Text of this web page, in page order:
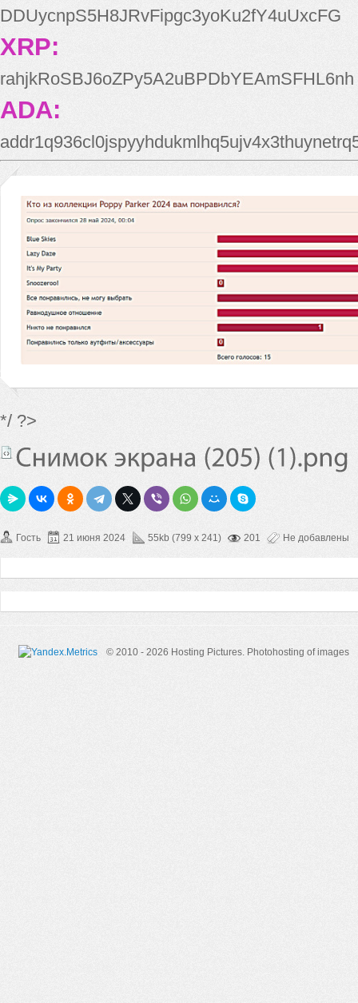
DDUycnpS5H8JRvFipgc3yoKu2fY4uUxcFG
XRP:
rahjkRoSBJ6oZPy5A2uBPDbYEAmSFHL6nh
ADA:
*/ ?>
Гость 21 июня 2024 55kb (799 x 241) 201 Не добавлены
© 2010 - 2026 Hosting Pictures. Photohosting of images